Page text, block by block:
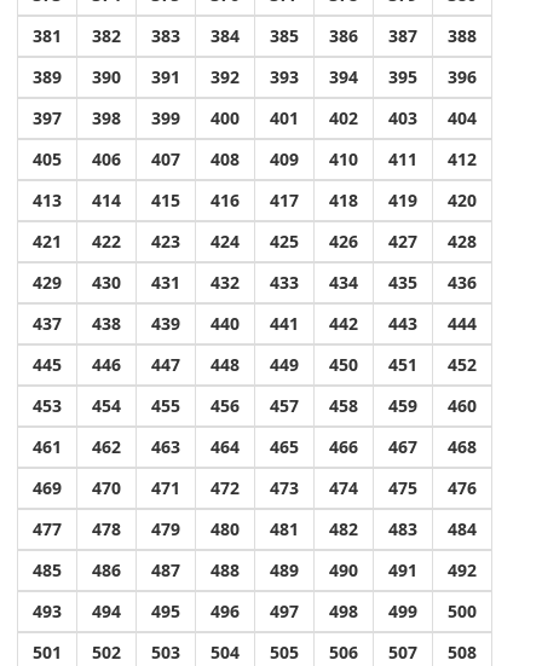
381
382 383 384 385 386 387
388
389
390 391 392 393 394 395
396
397
398 399 400 401 402 403
404
405
406 407 408 409 410 411
412
413
414 415 416 417 418 419
420
421
422 423 424 425 426 427
428
429
430 431 432 433 434 435
436
437
438 439 440 441 442 443
444
445
446 447 448 449 450 451
452
453
454 455 456 457 458 459
460
461
462 463 464 465 466 467
468
469
470 471 472 473 474 475
476
477
478 479 480 481 482 483
484
485
486 487 488 489 490 491
492
493
494 495 496 497 498 499
500
501
502 503 504 505 506 507
508